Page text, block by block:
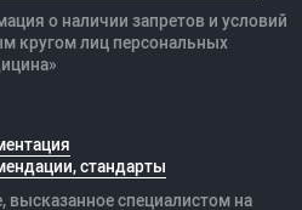
о наличии запретов и условий
кругом лиц персональных
стандарты
специалистом на